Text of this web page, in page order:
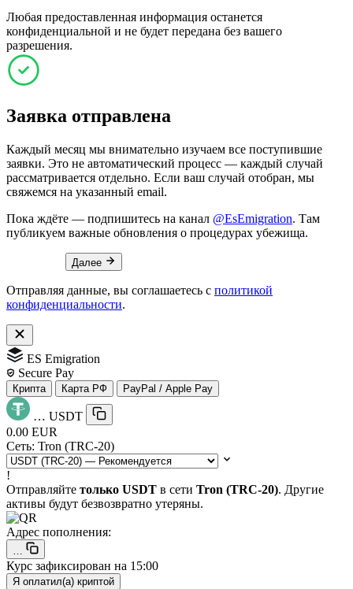
Любая предоставленная информация останется
конфиденциальной и не будет передана без вашего
разрешения.
Заявка отправлена
Каждый месяц мы внимательно изучаем все поступившие
заявки. Это не автоматический процесс — каждый случай
рассматривается отдельно. Если ваш случай отобран, мы
свяжемся на указанный email.
Пока ждёте — подпишитесь на канал @EsEmigration. Там
публикуем важные обновления о процедурах убежища.
Далее
Отправляя данные, вы соглашаетесь с политикой
конфиденциальности.
ES Emigration
Secure Pay
Крипта Карта РФ PayPal / Apple Pay
… USDT
0.00 EUR
Сеть: Tron (TRC-20)
!
Отправляйте только USDT в сети Tron (TRC-20). Другие
активы будут безвозвратно утеряны.
Адрес пополнения:
…
Курс зафиксирован на 15:00
Я оплатил(а) криптой